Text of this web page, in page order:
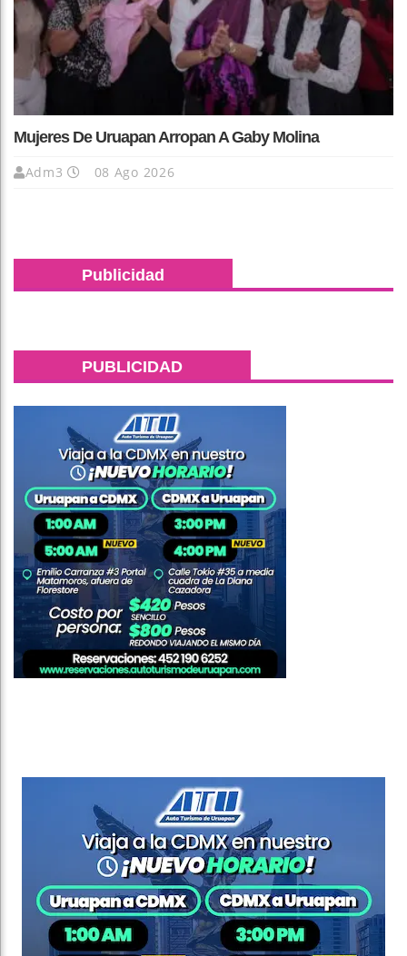
Mujeres De Uruapan Arropan A Gaby Molina
Adm3 08 Ago 2026
Publicidad
PUBLICIDAD